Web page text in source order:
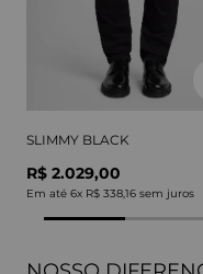
SLIMMY BLACK
R$ 2.029,00
Em até 6x R$ 338,16 sem juros